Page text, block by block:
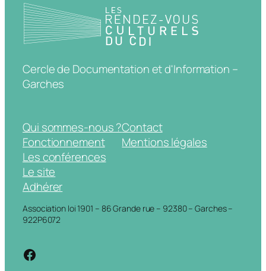
Cercle de Documentation et d'Information –
Garches
Qui sommes-nous ?
Fonctionnement
Les conférences
Le site
Adhérer
Contact
Mentions légales
Association loi 1901 – 86 Grande rue – 92380 – Garches –
922P6072
https://www.facebook.com/